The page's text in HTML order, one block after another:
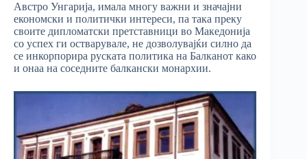
Австро Унгарија, имала многу важни и значајни
економски и политички интереси, па така преку
своите дипломатски претставници во Македонија
со успех ги остварувале, не дозволувајќи силно да
се инкорпорира руската политика на Балканот како
и онаа на соседните балкански монархии.